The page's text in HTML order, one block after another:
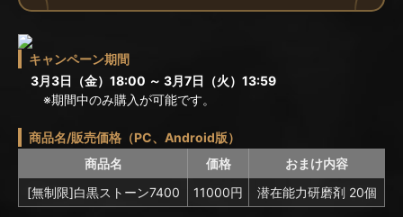
キャンペーン期間
3月3日（金）18:00 ～ 3月7日（火）13:59
※期間中のみ購入が可能です。
商品名/販売価格（PC、Android版）
商品名
価格
おまけ内容
[無制限]白黒ストーン7400
11000円 潜在能力研磨剤 20個